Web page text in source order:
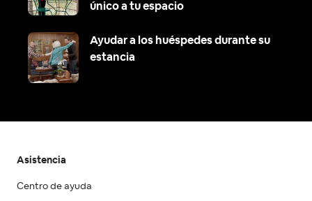
único a tu espacio
Ayudar a los huéspedes durante su
estancia
Asistencia
Centro de ayuda